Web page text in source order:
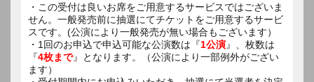
・この受付は良いお席をご用意するサービスではございま
せん。一般発売前に抽選にてチケットをご用意するサービ
スです。(公演により一般発売が無い場合もございます）
・1回のお申込で申込可能な公演数は『1公演』、枚数は
『4枚まで』となります。（公演により一部例外がござい
ます）